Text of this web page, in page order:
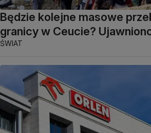
Będzie kolejne masowe
granicy w Ceucie?
ŚWIAT